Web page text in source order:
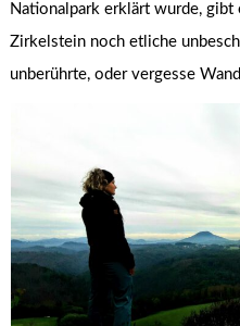
Nationalpark erklärt wurde, gibt
Zirkelstein noch etliche
unberührte, oder vergesse